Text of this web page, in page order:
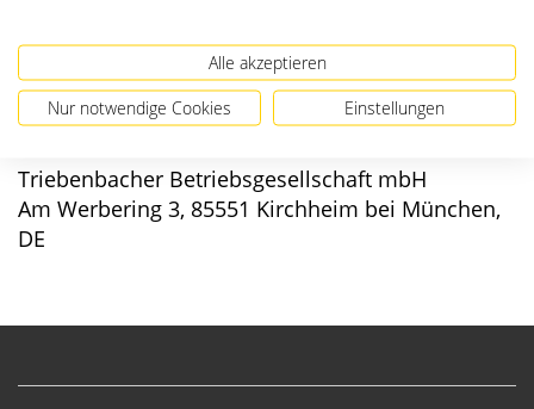
Angaben zur Produktsicherheit
Triebenbacher Betriebsgesellschaft mbH
Am Werbering 3, 85551 Kirchheim bei München,
DE
Alle akzeptieren
Nur notwendige Cookies Einstellungen